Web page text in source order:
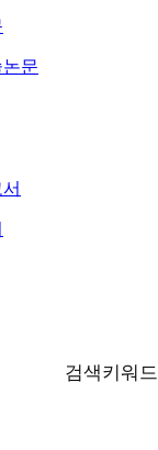
문
검색키워드